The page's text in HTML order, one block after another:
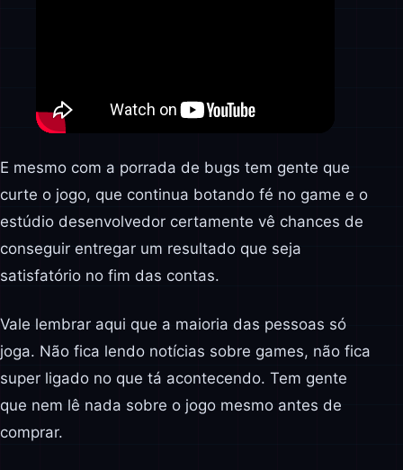
E mesmo com a porrada de bugs tem gente que
curte o jogo, que continua botando fé no game e o
estúdio desenvolvedor certamente vê chances de
conseguir entregar um resultado que seja
satisfatório no fim das contas.
Vale lembrar aqui que a maioria das pessoas só
joga. Não fica lendo notícias sobre games, não fica
super ligado no que tá acontecendo. Tem gente
que nem lê nada sobre o jogo mesmo antes de
comprar.